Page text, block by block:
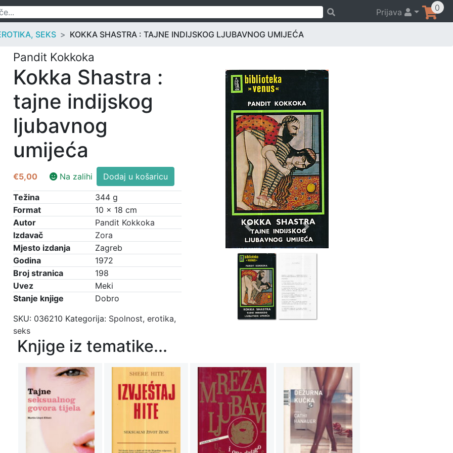
Prijava 0
SEKS KOKKA SHASTRA : TAJNE INDIJSKOG LJUBAVNOG UMIJEĆA
Pandit Kokkoka
Kokka Shastra :
tajne indijskog
ljubavnog
umijeća
€5,00 Na zalihi
Kokka
Shastra
:
tajne
indijskog
ljubavnog
umijeća
količina
Dodaj u košaricu
Težina
344 g
Format
10 × 18 cm
Autor
Pandit Kokkoka
Izdavač
Zora
Mjesto izdanja
Zagreb
Godina
1972
Broj stranica
198
Uvez
Meki
Stanje knjige
Dobro
SKU: 036210 Kategorija: Spolnost, erotika,
seks
Previous Next
Knjige iz tematike...